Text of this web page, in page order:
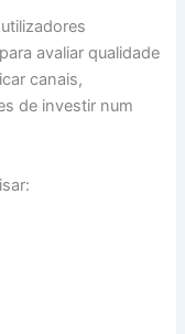
para avaliar qualidade
canais,
de investir num